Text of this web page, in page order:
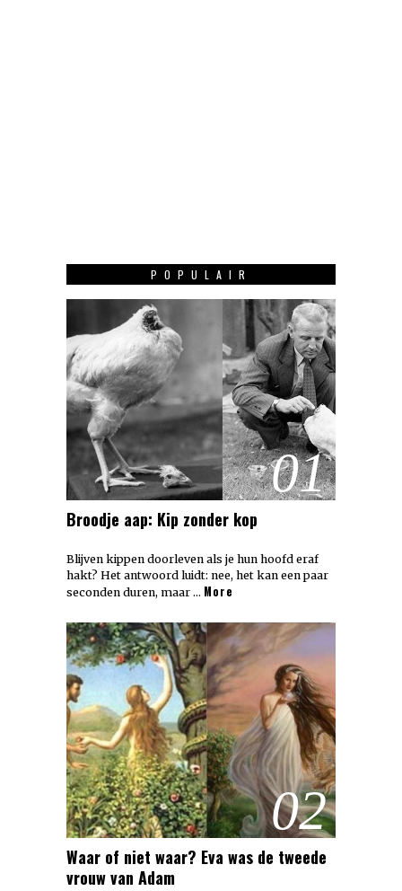
POPULAIR
01
Broodje aap: Kip zonder kop
Blijven kippen doorleven als je hun hoofd eraf
hakt? Het antwoord luidt: nee, het kan een paar
seconden duren, maar … More
02
Waar of niet waar? Eva was de tweede
vrouw van Adam